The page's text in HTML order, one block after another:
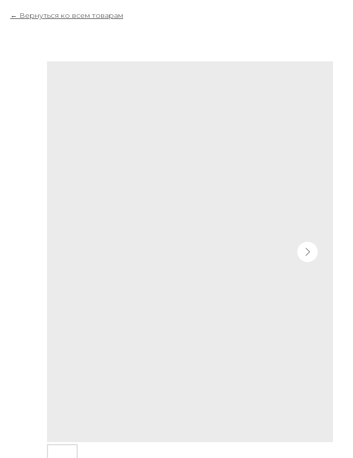
Вернуться ко всем товарам